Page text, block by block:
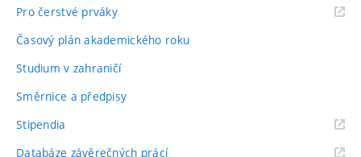
Pro čerstvé prváky
Časový plán akademického roku
Studium v zahraničí
Směrnice a předpisy
Stipendia
Databáze závěrečných prácí